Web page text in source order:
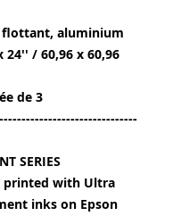
flottant, aluminium
24'' / 60,96 x 60,96
de 3
SERIES
printed with Ultra
inks on Epson